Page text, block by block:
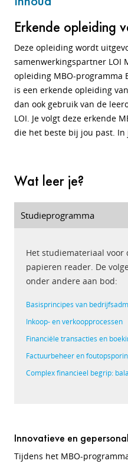
Erkende opleiding
Deze opleiding wordt
samenwerkingspartner LOI
opleiding MBO-programma
is een erkende opleiding
dan ook gebruik van de
LOI. Je volgt deze erkende
die het beste bij jou past.
Wat leer je?
Studieprogramma
Het studiemateriaal voor
papieren reader. De
onder andere aan bod:
Basisprincipes van
Inkoop- en verkoopprocessen
Financiële transacties en
Factuurbeheer en
Complex financieel begrip:
Innovatieve en
Tijdens het MBO-